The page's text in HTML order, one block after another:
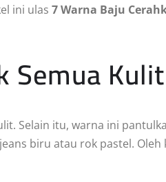
ini ulas 7 Warna Baju
Semua Kulit
Selain itu, warna ini
biru atau rok pastel.